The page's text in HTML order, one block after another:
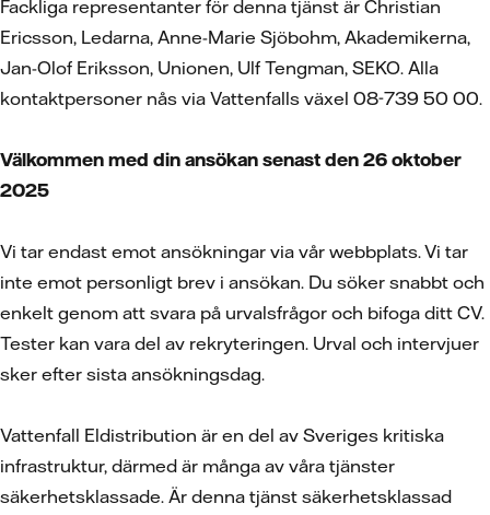
Fackliga representanter för denna tjänst är Christian
Ericsson, Ledarna, Anne-Marie Sjöbohm, Akademikerna,
Jan-Olof Eriksson, Unionen, Ulf Tengman, SEKO. Alla
kontaktpersoner nås via Vattenfalls växel 08-739 50 00.
Välkommen med din ansökan senast den 26 oktober
2025
Vi tar endast emot ansökningar via vår webbplats. Vi tar
inte emot personligt brev i ansökan. Du söker snabbt och
enkelt genom att svara på urvalsfrågor och bifoga ditt CV.
Tester kan vara del av rekryteringen. Urval och intervjuer
sker efter sista ansökningsdag.
Vattenfall Eldistribution är en del av Sveriges kritiska
infrastruktur, därmed är många av våra tjänster
säkerhetsklassade. Är denna tjänst säkerhetsklassad